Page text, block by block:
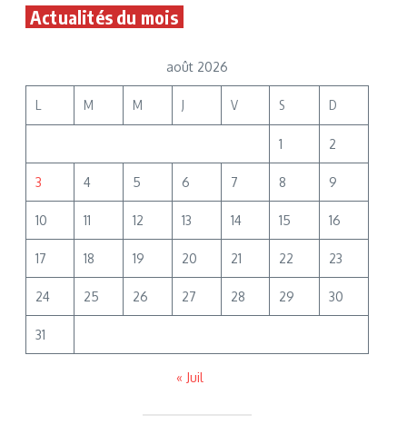
Actualités du mois
août 2026
L M M J V S D
1 2
3 4 5 6 7 8 9
10 11 12 13 14 15 16
17 18 19 20 21 22 23
24 25 26 27 28 29 30
31
« Juil